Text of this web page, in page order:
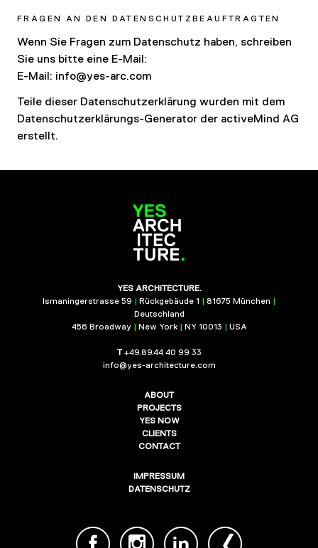
FRAGEN AN DEN DATENSCHUTZBEAUFTRAGTEN
Wenn Sie Fragen zum Datenschutz haben, schreiben
Sie uns bitte eine E-Mail:
E-Mail: info@yes-arc.com
Teile dieser Datenschutzerklärung wurden mit dem
Datenschutzerklärungs-Generator der activeMind AG
erstellt.
YES ARCHITECTURE.
Ismaningerstrasse 59 | Rückgebäude 1 | 81675 München |
Deutschland
456 Broadway | New York | NY 10013 | USA
T+49.89.44 40 99 33
info@yes-architecture.com
ABOUT
PROJECTS
YES NOW
CLIENTS
CONTACT
IMPRESSUM
DATENSCHUTZ